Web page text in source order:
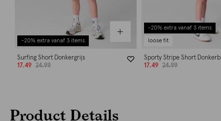
-20% extra vanaf 3 items
Surfing Short Donkergrijs
17.49
24.99
-20% extra vanaf 3 items
loose fit
Sporty Stripe Short
17.49
24.99
Product Details